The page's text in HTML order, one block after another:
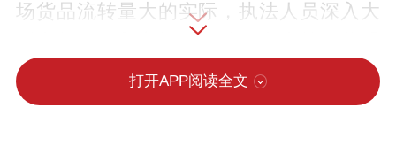
场货品流转量大的实际，执法人员深入大
型商超、农贸市场、乡镇便利店等经营重
点场所，严格依照抽检流程现场取样、规
范封样，全流程公开透明，主动接受社会
打开APP阅读全文